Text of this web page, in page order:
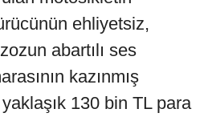
ehliyetsiz,
abartılı ses
kazınmış
130 bin TL para